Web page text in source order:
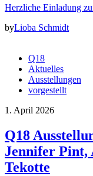
Herzliche Einladung
byLioba Schmidt
Q18
Aktuelles
Ausstellungen
vorgestellt
1. April 2026
Q18
Jennifer Pint,
Tekotte